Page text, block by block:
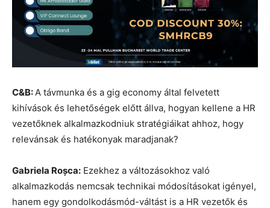
C&B: A távmunka és a gig economy által felvetett
kihívások és lehetőségek előtt állva, hogyan kellene a HR
vezetőknek alkalmazkodniuk stratégiáikat ahhoz, hogy
relevánsak és hatékonyak maradjanak?
Gabriela Roșca: Ezekhez a változásokhoz való
alkalmazkodás nemcsak technikai módosításokat igényel,
hanem egy gondolkodásmód-váltást is a HR vezetők és